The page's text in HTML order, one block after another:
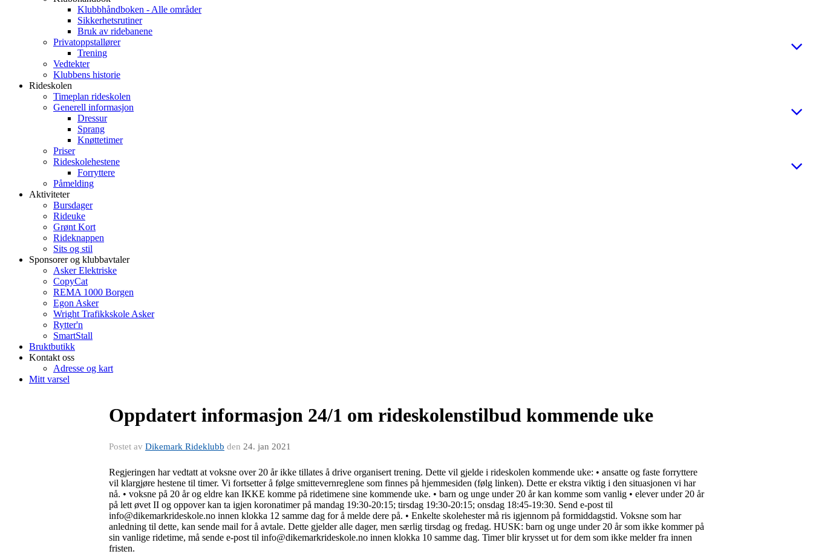
Klubbhåndboken - Alle områder
Sikkerhetsrutiner
Bruk av ridebanene
Privatoppstallører
Trening
Vedtekter
Klubbens historie
Rideskolen
Timeplan rideskolen
Generell informasjon
Dressur
Sprang
Knøttetimer
Priser
Rideskolehestene
Forryttere
Påmelding
Aktiviteter
Bursdager
Rideuke
Grønt Kort
Rideknappen
Sits og stil
Sponsorer og klubbavtaler
Asker Elektriske
CopyCat
REMA 1000 Borgen
Egon Asker
Wright Trafikkskole Asker
Rytter'n
SmartStall
Bruktbutikk
Kontakt oss
Adresse og kart
Mitt varsel
Oppdatert informasjon 24/1 om rideskolenstilbud kommende uke
Postet av Dikemark Rideklubb den 24. jan 2021
Regjeringen har vedtatt at voksne over 20 år ikke tillates å drive organisert trening. Dette vil gjelde i rideskolen kommende uke: • ansatte og faste forryttere
vil klargjøre hestene til timer. Vi fortsetter å følge smittevernreglene som finnes på hjemmesiden (følg linken). Dette er ekstra viktig i den situasjonen vi har
nå. • voksne på 20 år og eldre kan IKKE komme på ridetimene sine kommende uke. • barn og unge under 20 år kan komme som vanlig • elever under 20 år
på lett øvet II og oppover kan ta igjen koronatimer på mandag 19:30-20:15; tirsdag 19:30-20:15; onsdag 18:45-19:30. Send e-post til
info@dikemarkrideskole.no innen klokka 12 samme dag for å melde dere på. • Enkelte skolehester må ris igjennom på formiddagstid. Voksne som har
anledning til dette, kan sende mail for å avtale. Dette gjelder alle dager, men særlig tirsdag og fredag. HUSK: barn og unge under 20 år som ikke kommer på
sin vanlige ridetime, må sende e-post til info@dikemarkrideskole.no innen klokka 10 samme dag. Timer blir krysset ut for dem som ikke melder fra innen
fristen.